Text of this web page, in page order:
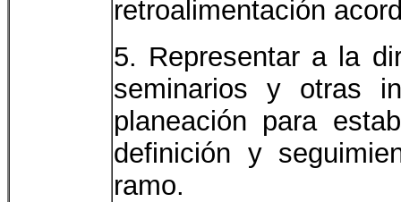
retroalimentación
5. Representar a la
seminarios y otras
planeación para
definición y
ramo.